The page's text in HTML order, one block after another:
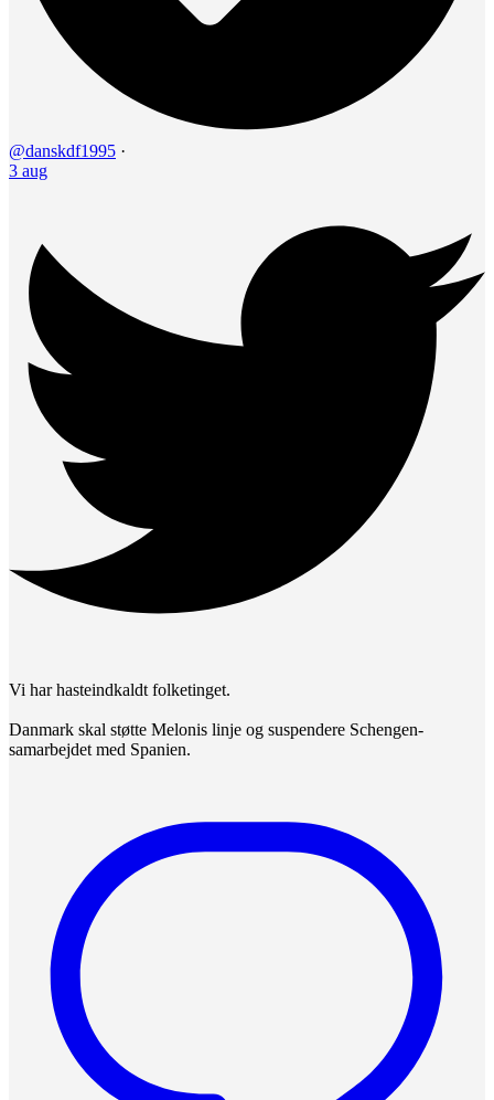
@danskdf1995 ·
3 aug
Vi har hasteindkaldt folketinget.
Danmark skal støtte Melonis linje og suspendere Schengen-
samarbejdet med Spanien.